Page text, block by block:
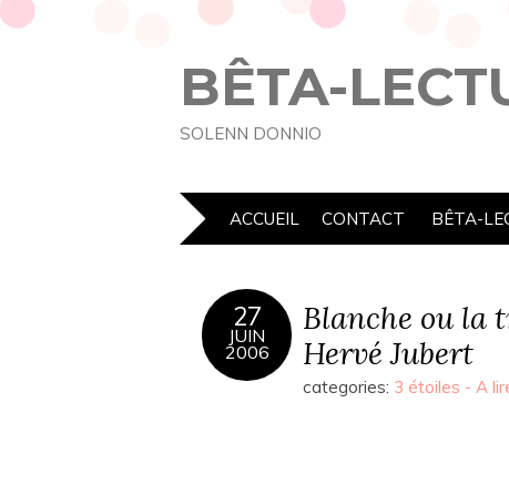
BÊTA-
SOLENN DONNIO
ACCUEIL CONTACT BÊTA-
27
JUIN
2006
Blanche ou la
Hervé Jubert
categories: 3 étoiles - A